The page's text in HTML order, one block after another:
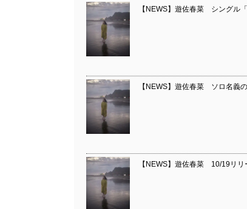
【NEWS】遊佐春菜 シングル
【NEWS】遊佐春菜 ソロ名義
【NEWS】遊佐春菜 10/19リ